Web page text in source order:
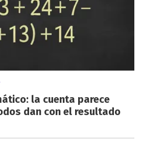
la cuenta parece
dan con el resultado